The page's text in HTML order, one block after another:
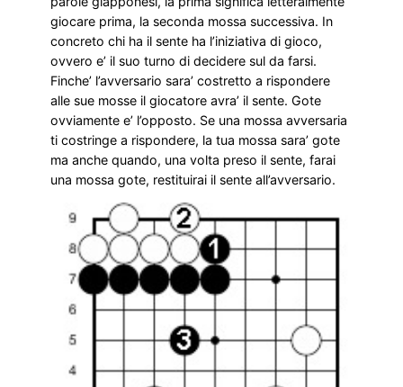
giocare prima, la seconda mossa successiva. In
concreto chi ha il sente ha l’iniziativa di gioco,
ovvero e’ il suo turno di decidere sul da farsi.
Finche’ l’avversario sara’ costretto a rispondere
alle sue mosse il giocatore avra’ il sente. Gote
ovviamente e’ l’opposto. Se una mossa avversaria
ti costringe a rispondere, la tua mossa sara’ gote
ma anche quando, una volta preso il sente, farai
una mossa gote, restituirai il sente all’avversario.